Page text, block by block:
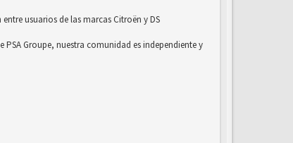
usuarios de las marcas Citroën y DS
Groupe, nuestra comunidad es independiente y